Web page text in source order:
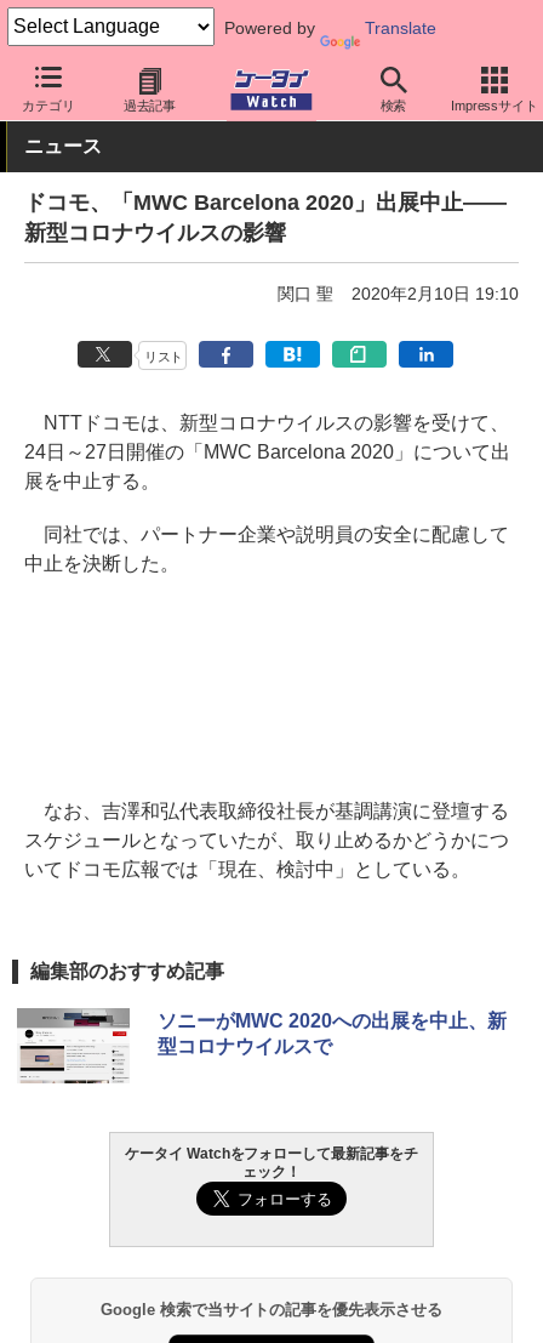
Powered by Translate
カテゴリ 過去記事 検索 Impressサイト
ケータイ Watch キャリア ドコモ キーパーソン
ニュース
ドコモ、「MWC Barcelona 2020」出展中止――
新型コロナウイルスの影響
関口 聖 2020年2月10日 19:10
リスト
NTTドコモは、新型コロナウイルスの影響を受けて、
24日～27日開催の「MWC Barcelona 2020」について出
展を中止する。
同社では、パートナー企業や説明員の安全に配慮して
中止を決断した。
なお、吉澤和弘代表取締役社長が基調講演に登壇する
スケジュールとなっていたが、取り止めるかどうかにつ
いてドコモ広報では「現在、検討中」としている。
編集部のおすすめ記事
ソニーがMWC 2020への出展を中止、新
型コロナウイルスで
ケータイ Watchをフォローして最新記事をチ
ェック！
Google 検索で当サイトの記事を優先表示させる